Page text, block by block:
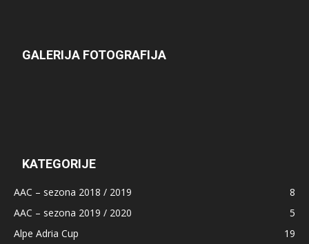
GALERIJA FOTOGRAFIJA
KATEGORIJE
AAC – sezona 2018 / 2019
8
AAC – sezona 2019 / 2020
5
Alpe Adria Cup
19